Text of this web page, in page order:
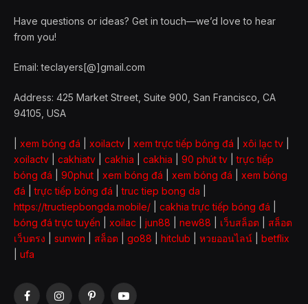
Have questions or ideas? Get in touch—we’d love to hear
from you!
Email: teclayers[@]gmail.com
Address: 425 Market Street, Suite 900, San Francisco, CA
94105, USA
xem bóng đá xoilactv xem trực tiếp bóng đá xôi lạc tv
xoilactv
cakhiatv cakhia cakhia 90 phút tv |trực tiếp
bóng đá
90phut xem bóng đá xem bóng đá
xem bóng
đá |trực tiếp bóng đá |truc tiep bong da
https://tructiepbongda.mobile/
cakhia trực tiếp bóng đá
bóng đá trực tuyến
xoilac jun88 new88 เว็บสล็อต
สล็อต
เว็บตรง
sunwin สล็อต go88 hitclub หวยออนไลน์
betflix
ufa